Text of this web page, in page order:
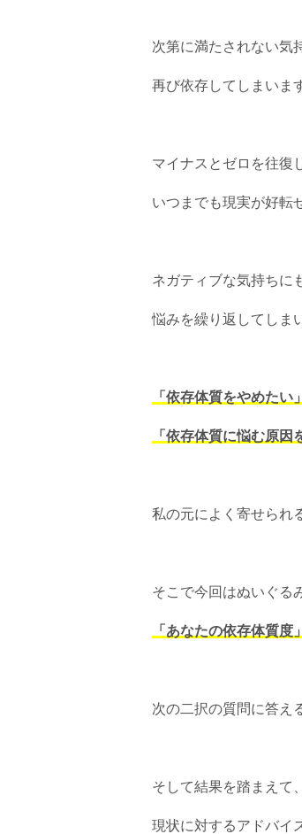
次第に満たされない気
再び依存してしまいま
マイナスとゼロを往復
いつまでも現実が好転
ネガティブな気持ちに
悩みを繰り返してしま
「依存体質をやめたい」
「依存体質に悩む原因
私の元によく寄せられ
そこで今回はぬいぐる
「あなたの依存体質度」
次の二択の質問に答え
そして結果を踏まえて、
現状に対するアドバイ